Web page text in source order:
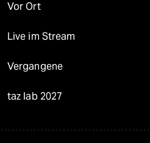
Vor Ort
Live im Stream
Vergangene
taz lab 2027